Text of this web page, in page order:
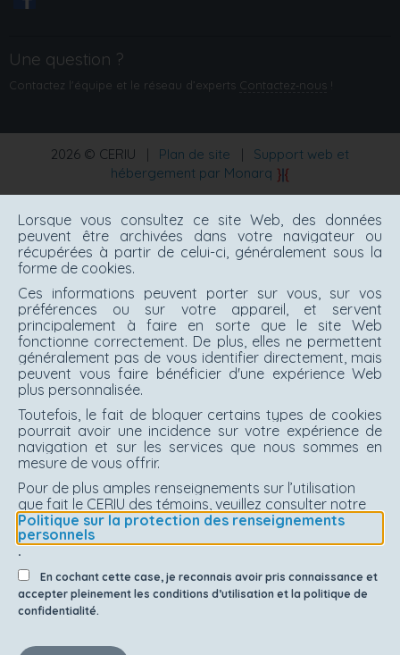
Une question ?
Contactez l'équipe et le réseau d’experts Contactez‑nous !
2026 © CERIU Plan de site
Support web et
hébergement par Monarq
Lorsque vous consultez ce site Web, des données
peuvent être archivées dans votre navigateur ou
récupérées à partir de celui-ci, généralement sous la
forme de cookies.
Ces informations peuvent porter sur vous, sur vos
préférences ou sur votre appareil, et servent
principalement à faire en sorte que le site Web
fonctionne correctement. De plus, elles ne permettent
généralement pas de vous identifier directement, mais
peuvent vous faire bénéficier d'une expérience Web
plus personnalisée.
Toutefois, le fait de bloquer certains types de cookies
pourrait avoir une incidence sur votre expérience de
navigation et sur les services que nous sommes en
mesure de vous offrir.
Pour de plus amples renseignements sur l’utilisation
que fait le CERIU des témoins, veuillez consulter notre
Politique sur la protection des renseignements
personnels
.
En cochant cette case, je reconnais avoir pris connaissance et
accepter pleinement les conditions d’utilisation et la politique de
confidentialité.